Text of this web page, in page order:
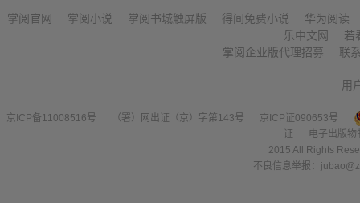
掌阅官网 掌阅小说 掌阅书城触屏版 得间免费小说
华为阅读
乐中文网
若
掌阅企业版代理招募
联
用
京ICP备11008516号 （署）网出证（京）字第143号
京ICP证090653号
证
电子出版
2015 All Rights
不良信息举报：